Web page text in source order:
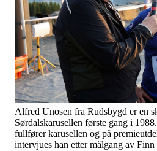
Alfred Unosen fra Rudsbygd er en
Sørdalskarusellen første gang i
fullfører karusellen og på
intervjues han etter målgang av